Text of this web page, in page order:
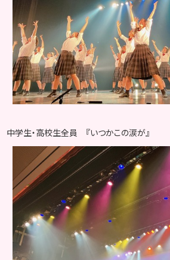
中学生・高校生全員 『いつかこの涙が』